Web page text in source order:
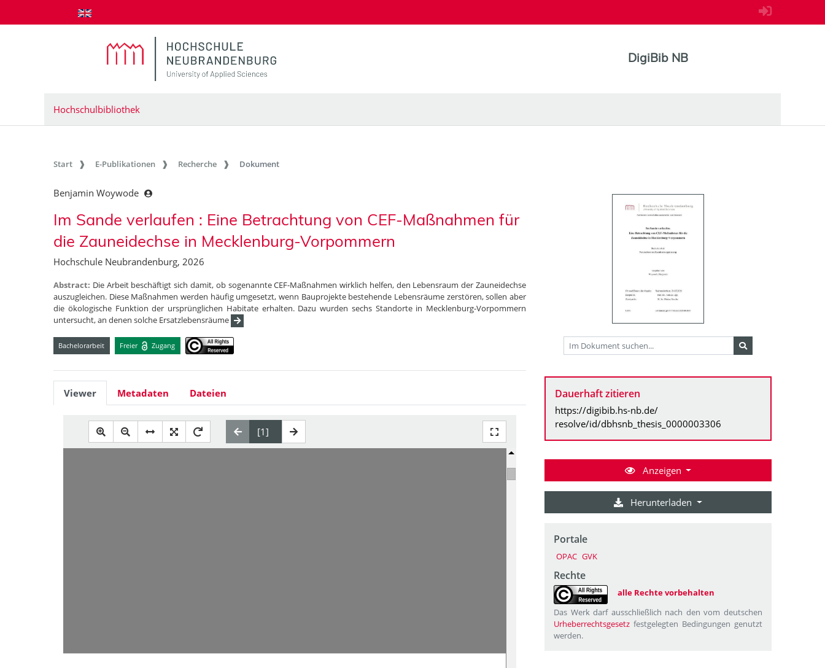
zum Inhalt springen
DigiBib NB
Hochschulbibliothek
Start E-Publikationen Recherche Dokument
Benjamin Woywode
Im Sande verlaufen : Eine Betrachtung von CEF-Maßnahmen für
die Zauneidechse in Mecklenburg-Vorpommern
Hochschule Neubrandenburg, 2026
Abstract: Die Arbeit beschäftigt sich damit, ob sogenannte CEF-Maßnahmen wirklich helfen, den Lebensraum der Zauneidechse
auszugleichen. Diese Maßnahmen werden häufig umgesetzt, wenn Bauprojekte bestehende Lebensräume zerstören, sollen aber
die ökologische Funktion der ursprünglichen Habitate erhalten. Dazu wurden sechs Standorte in Mecklenburg-Vorpommern
untersucht, an denen solche Ersatzlebensräume
Bachelorarbeit Freier Zugang
Viewer Metadaten Dateien Dauerhaft zitieren
https://digibib.hs-nb.de/
resolve/id/dbhsnb_thesis_0000003306
Anzeigen
Herunterladen
Portale
OPAC GVK
Rechte
alle Rechte vorbehalten
Das Werk darf ausschließlich nach den vom deutschen
Urheberrechtsgesetz festgelegten Bedingungen genutzt
werden.